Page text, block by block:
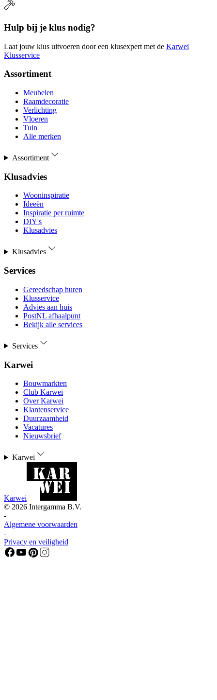
Hulp bij je klus nodig?
Laat jouw klus uitvoeren door een klusexpert met de Karwei
Klusservice
Assortiment
Meubelen
Raamdecoratie
Verlichting
Vloeren
Tuin
Alle merken
Assortiment
Klusadvies
Wooninspiratie
Ideeën
Inspiratie per ruimte
DIY's
Klusadvies
Klusadvies
Services
Gereedschap huren
Klusservice
Advies aan huis
PostNL afhaalpunt
Bekijk alle services
Services
Karwei
Bouwmarkten
Club Karwei
Over Karwei
Klantenservice
Duurzaamheid
Vacatures
Nieuwsbrief
Karwei
Karwei
© 2026 Intergamma B.V.
-
Algemene voorwaarden
-
Privacy en veiligheid